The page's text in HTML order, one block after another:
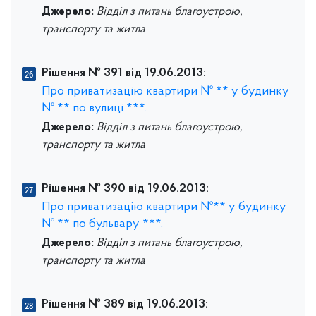
Джерело: Відділ з питань благоустрою,
транспорту та житла
Рішення № 391 від 19.06.2013:
Про приватизацію квартири № ** у будинку
№ ** по вулиці ***.
Джерело: Відділ з питань благоустрою,
транспорту та житла
Рішення № 390 від 19.06.2013:
Про приватизацію квартири №** у будинку
№ ** по бульвару ***.
Джерело: Відділ з питань благоустрою,
транспорту та житла
Рішення № 389 від 19.06.2013: